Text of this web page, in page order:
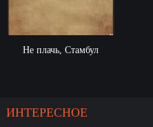
Не плачь, Стамбул
ИНТЕРЕСНОЕ